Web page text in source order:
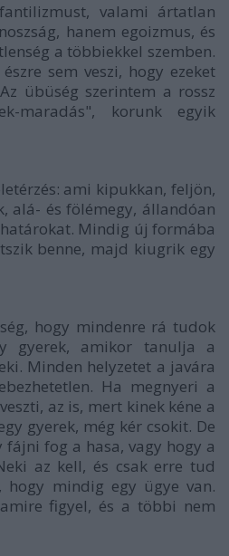
valami ártatlan
hanem egoizmus, és
a többiekkel szemben.
sem veszi, hogy ezeket
übüség szerintem a rossz
maradás", korunk egyik
ami kipukkan, feljön,
alá- és fölémegy, állandóan
Mindig új formába
benne, majd kiugrik egy
hogy mindenre rá tudok
gyerek, amikor tanulja a
Minden helyzetet a javára
Ha megnyeri a
az is, mert kinek kéne a
gyerek, még kér csokit. De
fog a hasa, vagy hogy a
az kell, és csak erre tud
hogy mindig egy ügye van.
figyel, és a többi nem